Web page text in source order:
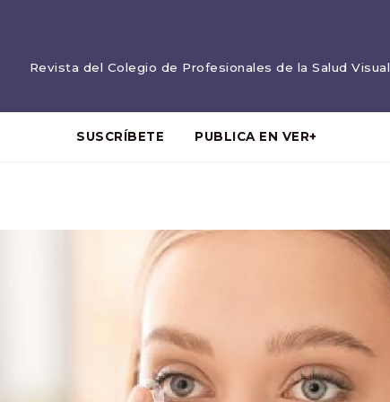
Revista del Colegio de Profesionales de la Salud Visual
SUSCRÍBETE PUBLICA EN VER+